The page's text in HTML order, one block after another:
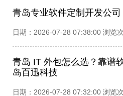
青岛专业软件定制开发公司
日期：2026-07-28 07:38:00 浏览次
青岛 IT 外包怎么选？靠谱
岛百迅科技
日期：2026-07-28 07:32:00 浏览次